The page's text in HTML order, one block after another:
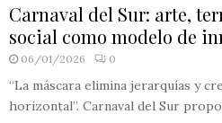
Carnaval del Sur: arte,
social como modelo de
06/01/2026 0
“La máscara elimina jerarquías y
horizontal”. Carnaval del Sur